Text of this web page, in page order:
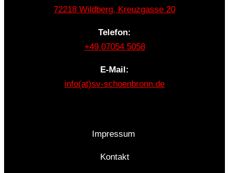
72218 Wildberg, Kreuzgasse 20
Telefon:
+49 07054 5058
E-Mail:
info(at)sv-schoenbronn.de
Impressum
Kontakt